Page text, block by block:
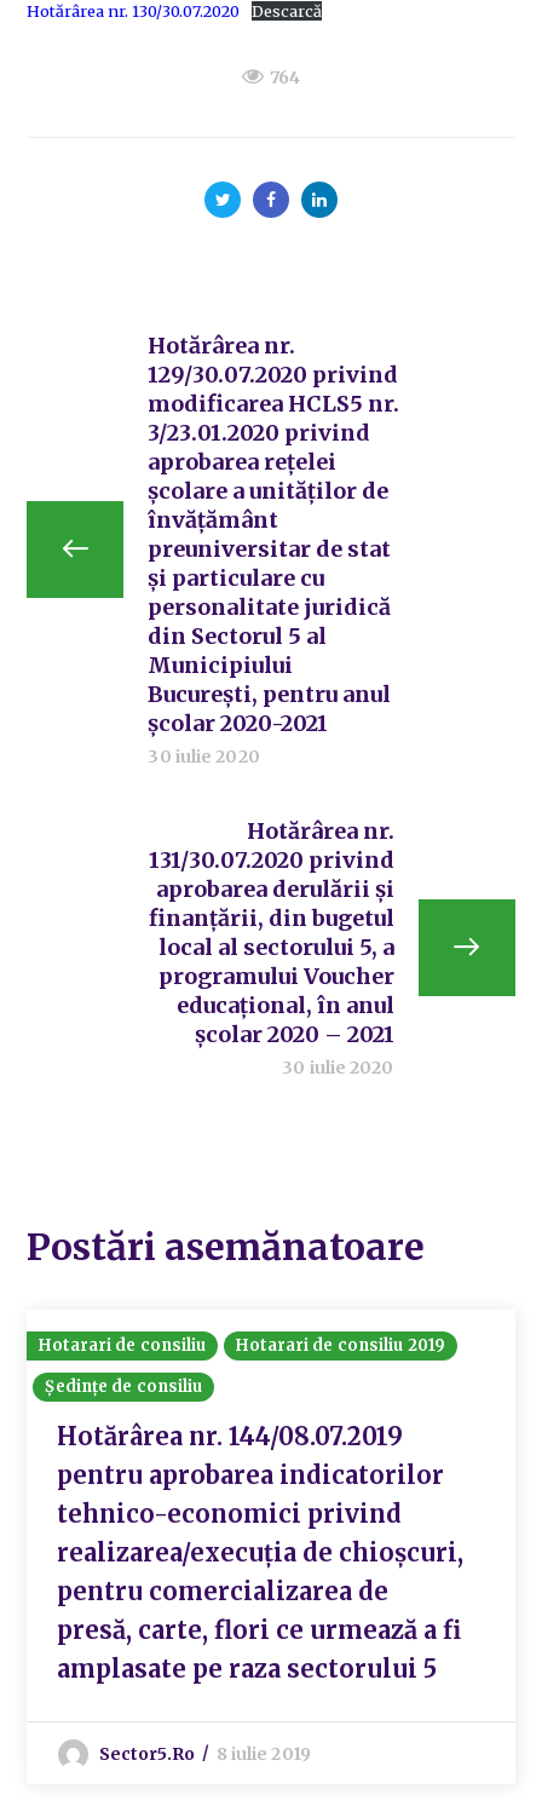
Hotărârea nr. 130/30.07.2020 Descarcă
764
Hotărârea nr.
129/30.07.2020 privind
modificarea HCLS5 nr.
3/23.01.2020 privind
aprobarea rețelei
școlare a unităților de
învățământ
preuniversitar de stat
și particulare cu
personalitate juridică
din Sectorul 5 al
Municipiului
București, pentru anul
școlar 2020-2021
30 iulie 2020
Hotărârea nr.
131/30.07.2020 privind
aprobarea derulării și
finanțării, din bugetul
local al sectorului 5, a
programului Voucher
educațional, în anul
școlar 2020 – 2021
30 iulie 2020
Postări asemănatoare
Hotarari de consiliu
Hotarari de consiliu 2019
Ședințe de consiliu
Hotărârea nr. 144/08.07.2019
pentru aprobarea indicatorilor
tehnico-economici privind
realizarea/execuția de chioșcuri,
pentru comercializarea de
presă, carte, flori ce urmează a fi
amplasate pe raza sectorului 5
Sector5.ro 8 iulie 2019